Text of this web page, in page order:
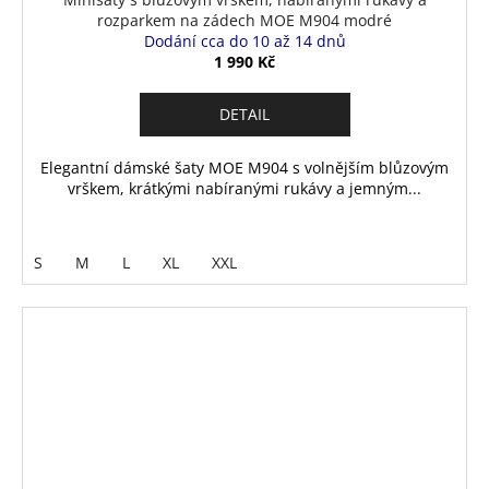
rozparkem na zádech MOE M904 modré
Dodání cca do 10 až 14 dnů
1 990 Kč
DETAIL
Elegantní dámské šaty MOE M904 s volnějším blůzovým
vrškem, krátkými nabíranými rukávy a jemným...
S M L XL XXL